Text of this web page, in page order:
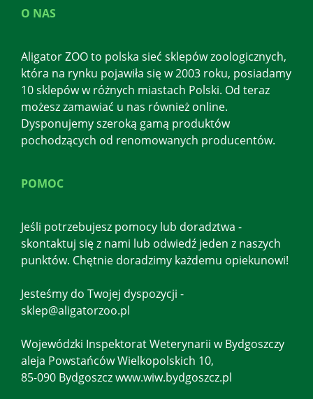
O NAS
Aligator ZOO to polska sieć sklepów zoologicznych,
która na rynku pojawiła się w 2003 roku, posiadamy
10 sklepów w różnych miastach Polski. Od teraz
możesz zamawiać u nas również online.
Dysponujemy szeroką gamą produktów
pochodzących od renomowanych producentów.
POMOC
Jeśli potrzebujesz pomocy lub doradztwa -
skontaktuj się z nami lub odwiedź jeden z naszych
punktów. Chętnie doradzimy każdemu opiekunowi!
Jesteśmy do Twojej dyspozycji -
sklep@aligatorzoo.pl
Wojewódzki Inspektorat Weterynarii w Bydgoszczy
aleja Powstańców Wielkopolskich 10,
85-090 Bydgoszcz www.wiw.bydgoszcz.pl